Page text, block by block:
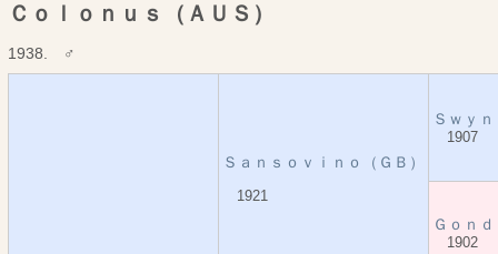
Ｃｏｌｏｎｕｓ（ＡＵＳ）
1938. ♂
Ｓａｎｓｏｖｉｎｏ（ＧＢ）
1921
Ｓｗｙ
1907
Ｇｏｎ
1902